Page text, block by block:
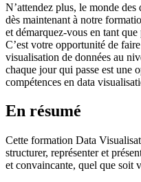
N’attendez plus, le monde
dès maintenant à notre
et démarquez-vous en tant
C’est votre opportunité de
visualisation de données au
chaque jour qui passe est une
compétences en data
En résumé
Cette formation Data
structurer, représenter et
et convaincante, quel que soit